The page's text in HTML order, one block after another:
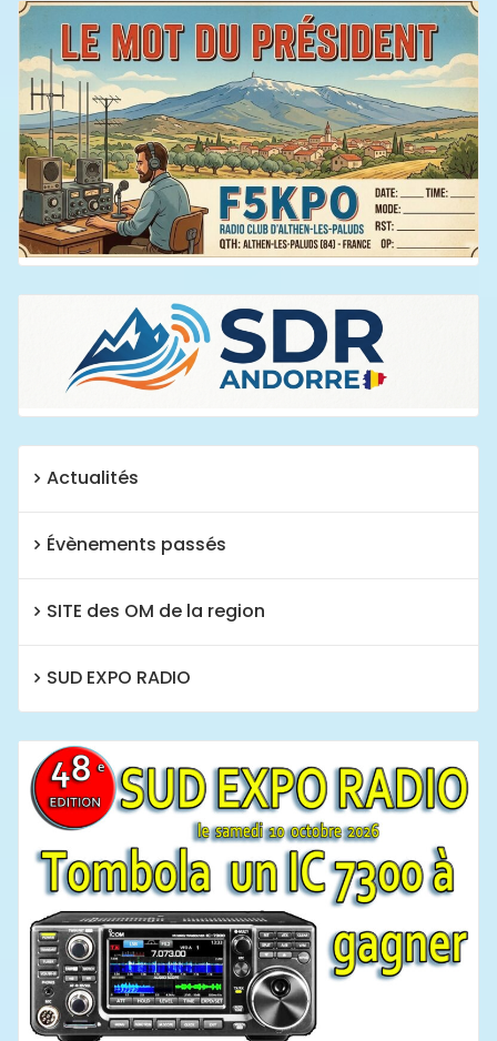
Actualités
Évènements passés
SITE des OM de la region
SUD EXPO RADIO